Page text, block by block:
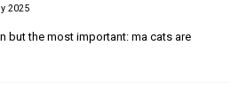
2025
but the most important: ma cats are